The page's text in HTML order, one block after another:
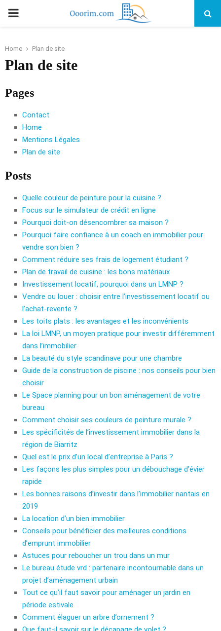
PRIMARY
Home Plan de site
Plan de site
Pages
Contact
Home
Mentions Légales
Plan de site
Posts
Quelle couleur de peinture pour la cuisine ?
Focus sur le simulateur de crédit en ligne
Pourquoi doit-on désencombrer sa maison ?
Pourquoi faire confiance à un coach en immobilier pour
vendre son bien ?
Comment réduire ses frais de logement étudiant ?
Plan de travail de cuisine : les bons matériaux
Investissement locatif, pourquoi dans un LMNP ?
Vendre ou louer : choisir entre l’investissement locatif ou
l’achat-revente ?
Les toits plats : les avantages et les inconvénients
La loi LMNP, un moyen pratique pour investir différemment
dans l’immobilier
La beauté du style scandinave pour une chambre
Guide de la construction de piscine : nos conseils pour bien
choisir
Le Space planning pour un bon aménagement de votre
bureau
Comment choisir ses couleurs de peinture murale ?
Les spécificités de l’investissement immobilier dans la
région de Biarritz
Quel est le prix d’un local d’entreprise à Paris ?
Les façons les plus simples pour un débouchage d’évier
rapide
Les bonnes raisons d’investir dans l’immobilier nantais en
2019
La location d’un bien immobilier
Conseils pour bénéficier des meilleures conditions
d’emprunt immobilier
Astuces pour reboucher un trou dans un mur
Le bureau étude vrd : partenaire incontournable dans un
projet d’aménagement urbain
Tout ce qu’il faut savoir pour aménager un jardin en
période estivale
Comment élaguer un arbre d’ornement ?